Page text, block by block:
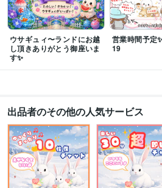
Excel:10年Google スプレッドシート:10年
Word:10年ChatGPT:1年Adobe Premiere
Canva:5年
その他ツール
話を聞く才能:99年
も経験しました ●職場の人間関係、いじめ、
占い ●タロット・オラクルカードを使用し
学歴
国立うさぎ高等学校 2010年3月 ~ 2014年3
有名AIコンサル 2025年5月 ~ 現在
ウサギュィ〜ランドにお越
し頂きありがとう御座いま
す✨
営業時間予
19
出品者のその他の人気サービス